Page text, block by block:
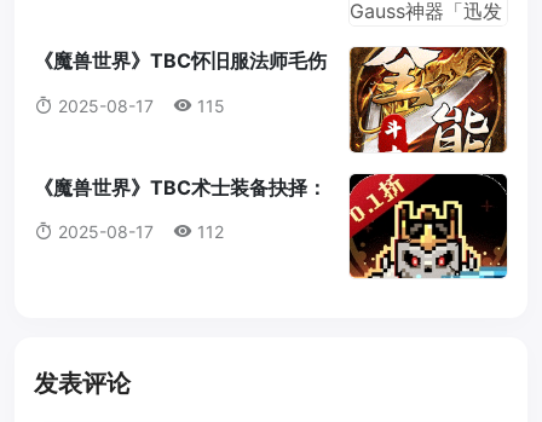
《魔兽世界》TBC怀旧服法师毛伤
害全攻略：操作，意识与装备的完
美结合
2025-08-17 115
《魔兽世界》TBC术士装备抉择：
法打套还是T4套？这是你必须知道
的真相！
2025-08-17 112
发表评论